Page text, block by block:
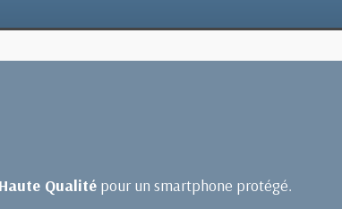
Qualité pour un smartphone protégé.